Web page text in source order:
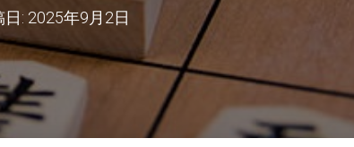
: 2025年9月2日